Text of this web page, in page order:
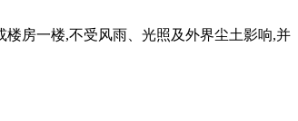
房一楼,不受风雨、光照及外界尘土影响,并